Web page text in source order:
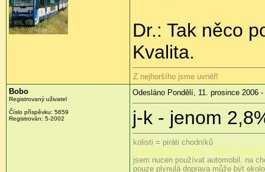
Dr.: Tak něco
Kvalita.
Z nejhoršího jsme uvnitř!
Bobo
Registrovaný uživatel
Číslo příspěvku: 5659
Registrován: 5-2002
Odesláno Pondělí, 11. prosince 2006 -
j-k - jenom
kolisti = piráti chodníků
neosvětlený cyklista = žádný cyklista
jsem nucen používat automobil. na
pouze plynulá doprava může být